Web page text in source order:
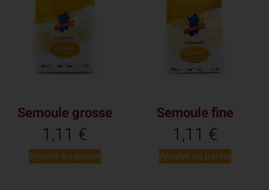
Semoule grosse
1,11 €
Ajouter au panier
Semoule fine
1,11 €
Ajouter au panier